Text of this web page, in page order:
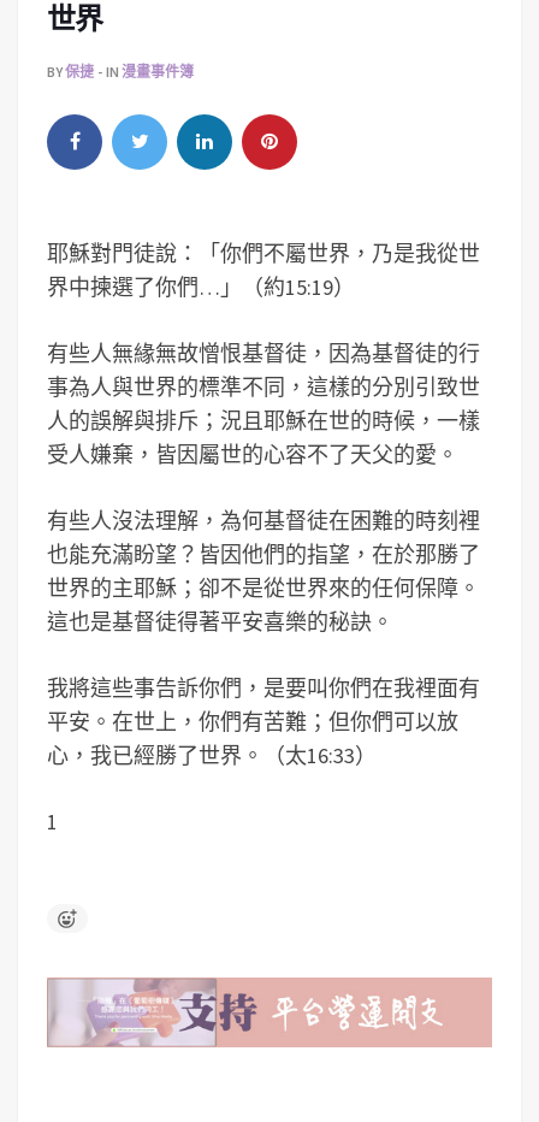
世界
BY保捷 IN 漫畫事件簿
耶穌對門徒說：「你們不屬世界，乃是我從世
界中揀選了你們…」（約15:19）
有些人無緣無故憎恨基督徒，因為基督徒的行
事為人與世界的標準不同，這樣的分別引致世
人的誤解與排斥；況且耶穌在世的時候，一樣
受人嫌棄，皆因屬世的心容不了天父的愛。
有些人沒法理解，為何基督徒在困難的時刻裡
也能充滿盼望？皆因他們的指望，在於那勝了
世界的主耶穌；卻不是從世界來的任何保障。
這也是基督徒得著平安喜樂的秘訣。
我將這些事告訴你們，是要叫你們在我裡面有
平安。在世上，你們有苦難；但你們可以放
心，我已經勝了世界。（太16:33）
1